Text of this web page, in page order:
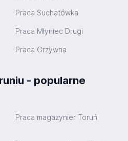
Praca Suchatówka
Praca Młyniec Drugi
Praca Grzywna
- popularne
Praca magazynier Toruń